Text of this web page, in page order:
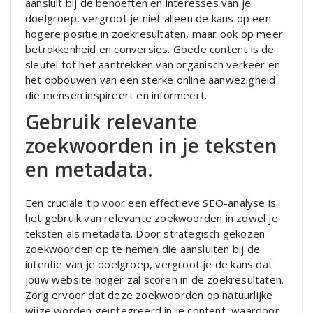
aansluit bij de behoeften en interesses van je
doelgroep, vergroot je niet alleen de kans op een
hogere positie in zoekresultaten, maar ook op meer
betrokkenheid en conversies. Goede content is de
sleutel tot het aantrekken van organisch verkeer en
het opbouwen van een sterke online aanwezigheid
die mensen inspireert en informeert.
Gebruik relevante
zoekwoorden in je teksten
en metadata.
Een cruciale tip voor een effectieve SEO-analyse is
het gebruik van relevante zoekwoorden in zowel je
teksten als metadata. Door strategisch gekozen
zoekwoorden op te nemen die aansluiten bij de
intentie van je doelgroep, vergroot je de kans dat
jouw website hoger zal scoren in de zoekresultaten.
Zorg ervoor dat deze zoekwoorden op natuurlijke